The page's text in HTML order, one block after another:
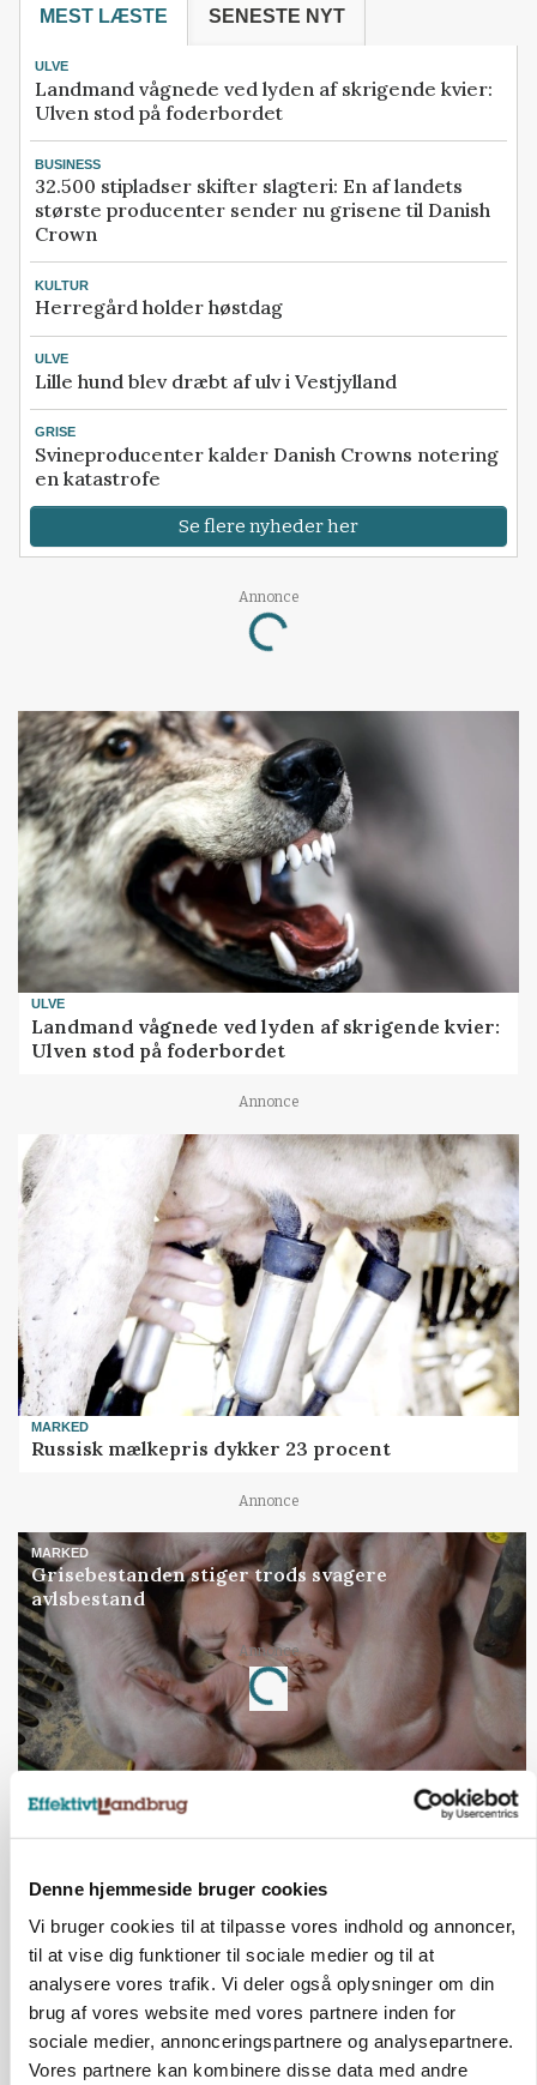
Denne hjemmeside bruger cookies
Vi bruger cookies til at tilpasse vores indhold og annoncer,
til at vise dig funktioner til sociale medier og til at
analysere vores trafik. Vi deler også oplysninger om din
brug af vores website med vores partnere inden for
sociale medier, annonceringspartnere og analysepartnere.
Vores partnere kan kombinere disse data med andre
MEST LÆSTE SENESTE NYT
ULVE
Landmand vågnede ved lyden af skrigende kvier:
Ulven stod på foderbordet
BUSINESS
32.500 stipladser skifter slagteri: En af landets
største producenter sender nu grisene til Danish
Crown
KULTUR
Herregård holder høstdag
ULVE
Lille hund blev dræbt af ulv i Vestjylland
GRISE
Svineproducenter kalder Danish Crowns notering
en katastrofe
Se flere nyheder her
Annonce
Loading...
ULVE
Landmand vågnede ved lyden af skrigende kvier:
Ulven stod på foderbordet
Annonce
MARKED
Russisk mælkepris dykker 23 procent
Annonce
MARKED
Grisebestanden stiger trods svagere
avlsbestand
Annonce
Loading...
76ledige stillinger
Opret agent
Se alle jobs
Elevplads tilbydes ved Ringkøbing /
Trainee placement Ringkøbing
Grise